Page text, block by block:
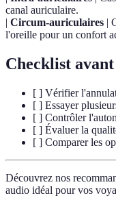
canal auriculaire.
| Circum-auriculaires |
l'oreille pour un confort
Checklist
[ ] Vérifier
[ ] Essayer
[ ] Contrôler
[ ] Évaluer la
[ ] Comparer les
Découvrez nos
audio idéal pour vos